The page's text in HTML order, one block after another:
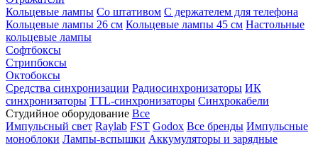
Кольцевые лампы Со штативом С держателем для телефона
Кольцевые лампы 26 см Кольцевые лампы 45 см Настольные
кольцевые лампы
Софтбоксы
Стрипбоксы
Октобоксы
Средства синхронизации Радиосинхронизаторы ИК
синхронизаторы TTL-синхронизаторы Синхрокабели
Студийное оборудование Все
Импульсный свет Raylab FST Godox Все бренды Импульсные
моноблоки Лампы-вспышки Аккумуляторы и зарядные